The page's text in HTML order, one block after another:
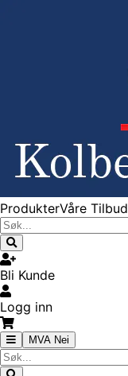
ProdukterVåre Tilbud
Bli Kunde
Logg inn
MVA Nei